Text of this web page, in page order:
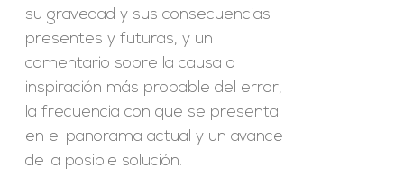
su gravedad y sus consecuencias
presentes y futuras, y un
comentario sobre la causa o
inspiración más probable del error,
la frecuencia con que se presenta
en el panorama actual y un avance
de la posible solución.